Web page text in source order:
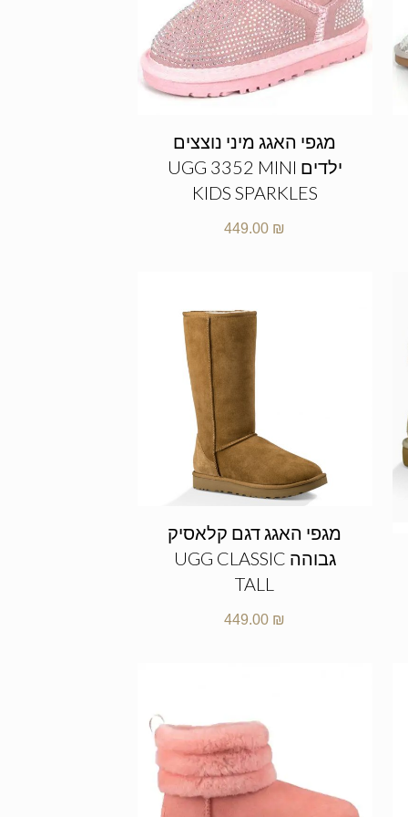
מגפי האגג מיני נוצצים
ילדים UGG 3352 MINI
KIDS SPARKLES
449.00 ₪
מגפי האגג דגם קלאסיק
גבוהה UGG CLASSIC
TALL
449.00 ₪